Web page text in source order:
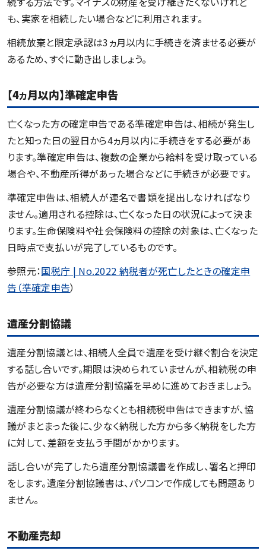
も、実家を相続したい場合などに利用されます。
相続放棄と限定承認は3ヵ月以内に手続きを済ませる必要が
あるため、すぐに動き出しましょう。
【4ヵ月以内】準確定申告
亡くなった方の確定申告である準確定申告は、相続が発生し
たと知った日の翌日から4ヵ月以内に手続きをする必要があ
ります。準確定申告は、複数の企業から給料を受け取っている
場合や、不動産所得があった場合などに手続きが必要です。
準確定申告は、相続人が連名で書類を提出しなければなり
ません。適用される控除は、亡くなった日の状況によって決ま
ります。生命保険料や社会保険料の控除の対象は、亡くなった
日時点で支払いが完了しているものです。
参照元：国税庁 | No.2022 納税者が死亡したときの確定申
告（準確定申告）
遺産分割協議
遺産分割協議とは、相続人全員で遺産を受け継ぐ割合を決定
する話し合いです。期限は決められていませんが、相続税の申
告が必要な方は遺産分割協議を早めに進めておきましょう。
遺産分割協議が終わらなくとも相続税申告はできますが、協
議がまとまった後に、少なく納税した方から多く納税をした方
に対して、差額を支払う手間がかかります。
話し合いが完了したら遺産分割協議書を作成し、署名と押印
をします。遺産分割協議書は、パソコンで作成しても問題あり
ません。
不動産売却